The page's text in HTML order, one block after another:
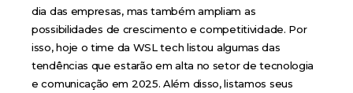
dia das empresas, mas também ampliam as
possibilidades de crescimento e competitividade. Por
isso, hoje o time da WSL tech listou algumas das
tendências que estarão em alta no setor de tecnologia
e comunicação em 2025. Além disso, listamos seus